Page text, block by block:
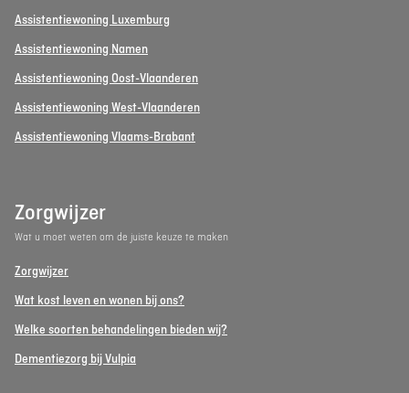
Assistentiewoning Luxemburg
Assistentiewoning Namen
Assistentiewoning Oost-Vlaanderen
Assistentiewoning West-Vlaanderen
Assistentiewoning Vlaams-Brabant
Zorgwijzer
Wat u moet weten om de juiste keuze te maken
Zorgwijzer
Wat kost leven en wonen bij ons?
Welke soorten behandelingen bieden wij?
Dementiezorg bij Vulpia